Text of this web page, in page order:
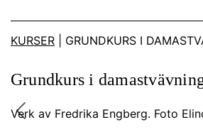
KURSER GRUNDKURS I
Grundkurs i
Verk av Fredrika Engberg. Foto
Previous